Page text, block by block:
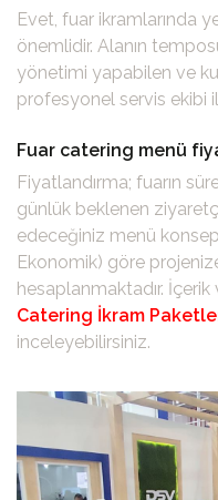
Evet, fuar ikramlarında
önemlidir. Alanın
yönetimi yapabilen ve
profesyonel servis ekibi
Fuar catering menü
Fiyatlandırma; fuarın
günlük beklenen
edeceğiniz menü
Ekonomik) göre
hesaplanmaktadır.
Catering İkram
inceleyebilirsiniz.